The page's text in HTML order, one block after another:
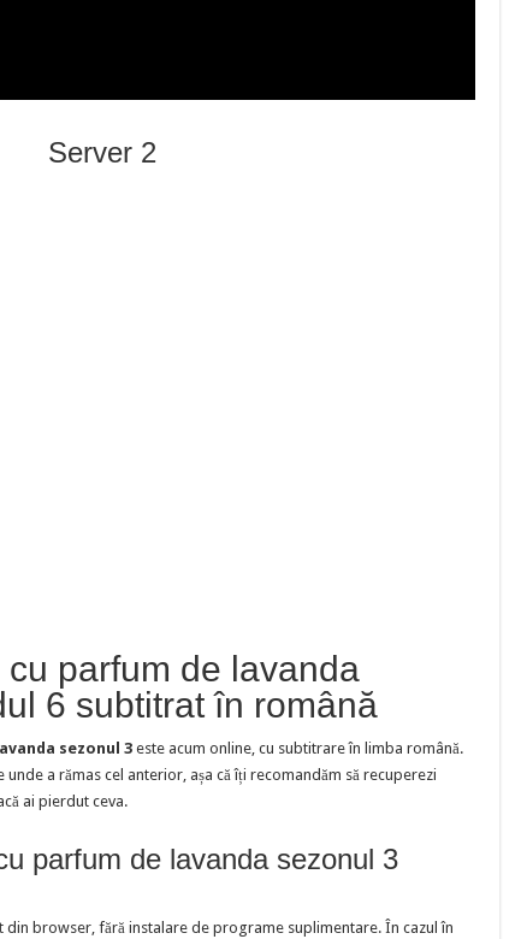
Server 2
parfum de lavanda
6 subtitrat în română
sezonul 3este acum online, cu subtitrare în limba română.
a rămas cel anterior, așa că îți recomandăm să recuperezi
ai pierdut ceva.
parfum de lavanda sezonul 3
din browser, fără instalare de programe suplimentare. În cazul în